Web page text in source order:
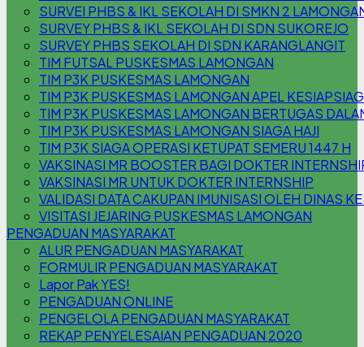
SURVEI PHBS & IKL SEKOLAH DI SMKN 2
SURVEY PHBS & IKL SEKOLAH DI SDN SUKOREJO
SURVEY PHBS SEKOLAH DI SDN KARANGLANGIT
TIM FUTSAL PUSKESMAS LAMONGAN
TIM P3K PUSKESMAS LAMONGAN
TIM P3K PUSKESMAS LAMONGAN APEL
TIM P3K PUSKESMAS LAMONGAN BERTUGAS
TIM P3K PUSKESMAS LAMONGAN SIAGA HAJI
TIM P3K SIAGA OPERASI KETUPAT SEMERU 1447 H
VAKSINASI MR BOOSTER BAGI DOKTER
VAKSINASI MR UNTUK DOKTER INTERNSHIP
VALIDASI DATA CAKUPAN IMUNISASI OLEH DINAS
VISITASI JEJARING PUSKESMAS LAMONGAN
PENGADUAN MASYARAKAT
ALUR PENGADUAN MASYARAKAT
FORMULIR PENGADUAN MASYARAKAT
Lapor Pak YES!
PENGADUAN ONLINE
PENGELOLA PENGADUAN MASYARAKAT
REKAP PENYELESAIAN PENGADUAN 2020